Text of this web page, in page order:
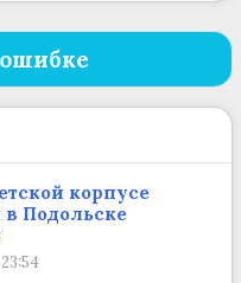
корпусе
Подольске
23:54